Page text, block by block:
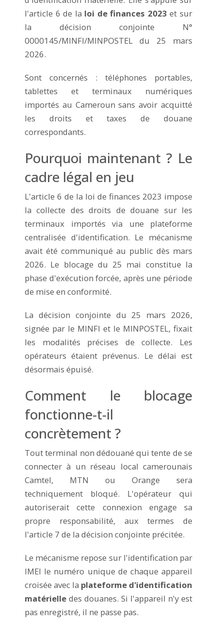
l'article 6 de la loi de finances 2023 et sur
la décision conjointe N°
0000145/MINFI/MINPOSTEL du 25 mars
2026.
Sont concernés : téléphones portables,
tablettes et terminaux numériques
importés au Cameroun sans avoir acquitté
les droits et taxes de douane
correspondants.
Pourquoi maintenant ? Le
cadre légal en jeu
L'article 6 de la loi de finances 2023 impose
la collecte des droits de douane sur les
terminaux importés via une plateforme
centralisée d'identification. Le mécanisme
avait été communiqué au public dès mars
2026. Le blocage du 25 mai constitue la
phase d'exécution forcée, après une période
de mise en conformité.
La décision conjointe du 25 mars 2026,
signée par le MINFI et le MINPOSTEL, fixait
les modalités précises de collecte. Les
opérateurs étaient prévenus. Le délai est
désormais épuisé.
Comment le blocage
fonctionne-t-il
concrètement ?
Tout terminal non dédouané qui tente de se
connecter à un réseau local camerounais
Camtel, MTN ou Orange sera
techniquement bloqué. L'opérateur qui
autoriserait cette connexion engage sa
propre responsabilité, aux termes de
l'article 7 de la décision conjointe précitée.
Le mécanisme repose sur l'identification par
IMEI le numéro unique de chaque appareil
croisée avec la plateforme d'identification
matérielle des douanes. Si l'appareil n'y est
pas enregistré, il ne passe pas.